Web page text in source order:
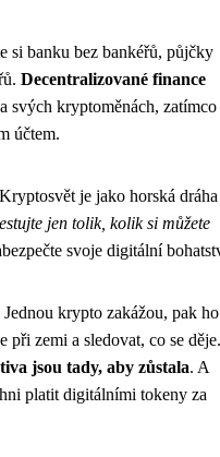
si banku bez bankéřů, půjčky
Decentralizované finance
svých kryptoměnách, zatímco
účtem.
je jako horská
jen tolik, kolik si můžete
svoje digitální
krypto zakážou, pak ho
při zemi a sledovat, co se děje.
jsou tady, aby zůstala. A
platit digitálními tokeny za